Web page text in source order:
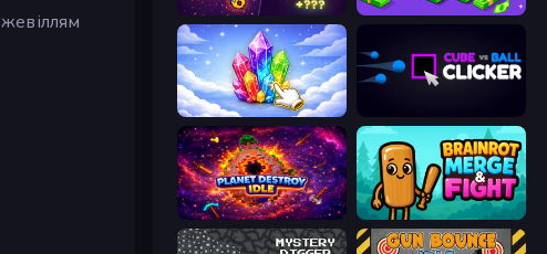
Dominate All Shapes Money Maker Idle
Crystalia Idle Clicker
Planet Destroy Idle Brainrot Merge & Fight